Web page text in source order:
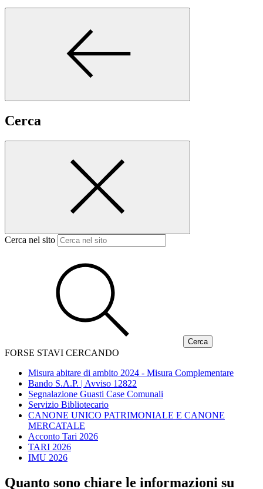
Cerca
Cerca nel sito
FORSE STAVI CERCANDO
Misura abitare di ambito 2024 - Misura Complementare
Bando S.A.P. | Avviso 12822
Segnalazione Guasti Case Comunali
Servizio Bibliotecario
CANONE UNICO PATRIMONIALE E CANONE
MERCATALE
Acconto Tari 2026
TARI 2026
IMU 2026
Quanto sono chiare le informazioni su